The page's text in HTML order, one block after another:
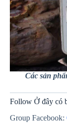
Các sản
Follow Ở đây có
Group Facebook: